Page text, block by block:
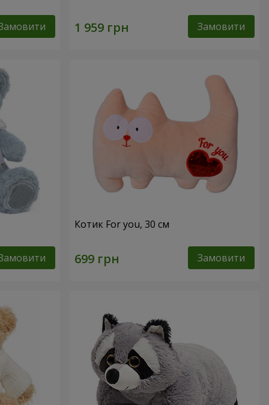
Замовити
Котик For you, 30 см
Замовити